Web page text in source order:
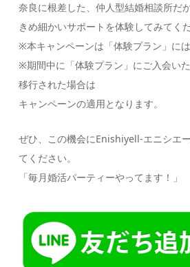
奈良に根差した、仲人型結婚相談所だ
きめ細かいサポートを体験してみてくだ
※本キャンペーンは「体験プラン」には
※期間中に「体験プラン」にご入会い
移行された場合は
キャンペーンの適用となります。
ぜひ、この機会にEnishiyell-エニシエ
てください。
「毎月婚活パーティーやってます！」